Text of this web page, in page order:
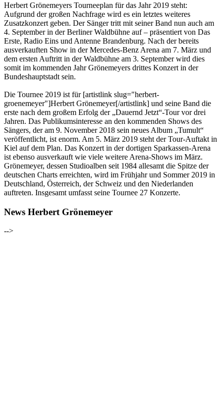
Herbert Grönemeyers Tourneeplan für das Jahr 2019 steht:
Aufgrund der großen Nachfrage wird es ein letztes weiteres
Zusatzkonzert geben. Der Sänger tritt mit seiner Band nun auch am
4. September in der Berliner Waldbühne auf – präsentiert von Das
Erste, Radio Eins und Antenne Brandenburg. Nach der bereits
ausverkauften Show in der Mercedes-Benz Arena am 7. März und
dem ersten Auftritt in der Waldbühne am 3. September wird dies
somit im kommenden Jahr Grönemeyers drittes Konzert in der
Bundeshauptstadt sein.
Die Tournee 2019 ist für [artistlink slug="herbert-
groenemeyer"]Herbert Grönemeyer[/artistlink] und seine Band die
erste nach dem großem Erfolg der „Dauernd Jetzt“-Tour vor drei
Jahren. Das Publikumsinteresse an den kommenden Shows des
Sängers, der am 9. November 2018 sein neues Album „Tumult“
veröffentlicht, ist enorm. Am 5. März 2019 steht der Tour-Auftakt in
Kiel auf dem Plan. Das Konzert in der dortigen Sparkassen-Arena
ist ebenso ausverkauft wie viele weitere Arena-Shows im März.
Grönemeyer, dessen Studioalben seit 1984 allesamt die Spitze der
deutschen Charts erreichten, wird im Frühjahr und Sommer 2019 in
Deutschland, Österreich, der Schweiz und den Niederlanden
auftreten. Insgesamt umfasst seine Tournee 27 Konzerte.
News Herbert Grönemeyer
-->